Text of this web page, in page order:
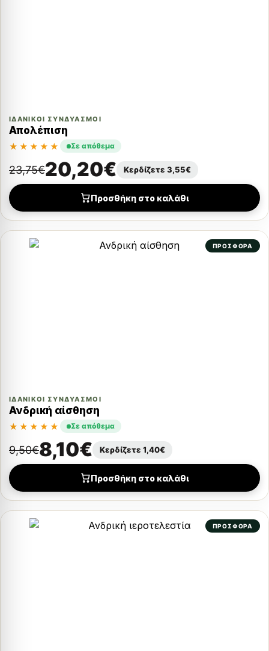
ΙΔΑΝΙΚΟΊ ΣΥΝΔΥΑΣΜΟΊ
Απολέπιση
★★★★★ Σε απόθεμα
23,75€20,20€ Κερδίζετε 3,55€
Προσθήκη στο καλάθι
ΠΡΟΣΦΟΡΑ
ΙΔΑΝΙΚΟΊ ΣΥΝΔΥΑΣΜΟΊ
Ανδρική αίσθηση
★★★★★ Σε απόθεμα
9,50€8,10€ Κερδίζετε 1,40€
Προσθήκη στο καλάθι
ΠΡΟΣΦΟΡΑ